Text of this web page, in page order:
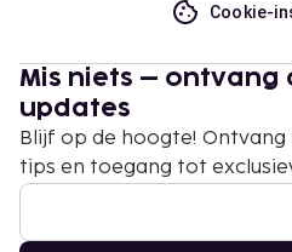
Cookie-
Mis niets – ontvang
updates
Blijf op de hoogte! Ontvang
tips en toegang tot